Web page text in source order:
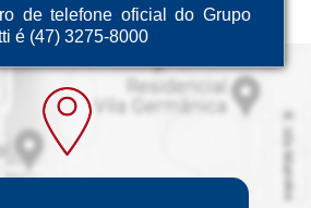
de telefone oficial do Grupo
é (47) 3275-8000